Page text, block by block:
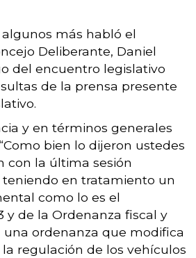
más habló el
Deliberante, Daniel
del encuentro legislativo
de la prensa presente
y en términos generales
bien lo dijeron ustedes
con la última sesión
teniendo en tratamiento un
como lo es el
y de la Ordenanza fiscal y
una ordenanza que modifica
regulación de los vehículos